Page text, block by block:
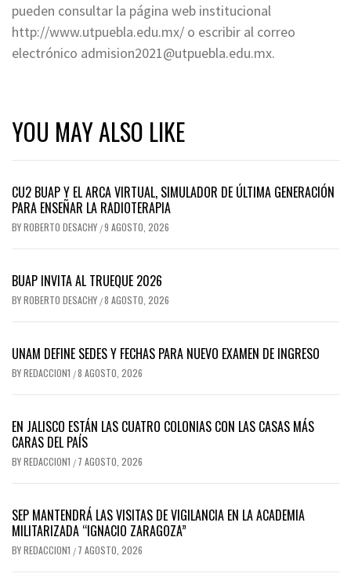
pueden consultar la página web institucional
http://www.utpuebla.edu.mx/ o escribir al correo
electrónico admision2021@utpuebla.edu.mx.
YOU MAY ALSO LIKE
CU2 BUAP Y EL ARCA VIRTUAL, SIMULADOR DE ÚLTIMA GENERACIÓN
PARA ENSEÑAR LA RADIOTERAPIA
BYROBERTO DESACHY /9 AGOSTO, 2026
BUAP INVITA AL TRUEQUE 2026
BYROBERTO DESACHY /8 AGOSTO, 2026
UNAM DEFINE SEDES Y FECHAS PARA NUEVO EXAMEN DE INGRESO
BYREDACCION1 /8 AGOSTO, 2026
EN JALISCO ESTÁN LAS CUATRO COLONIAS CON LAS CASAS MÁS
CARAS DEL PAÍS
BYREDACCION1 / 7 AGOSTO, 2026
SEP MANTENDRÁ LAS VISITAS DE VIGILANCIA EN LA ACADEMIA
MILITARIZADA “IGNACIO ZARAGOZA”
BYREDACCION1 / 7 AGOSTO, 2026